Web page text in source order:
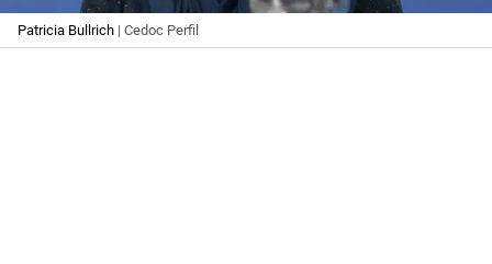
Patricia Bullrich | Cedoc Perfil